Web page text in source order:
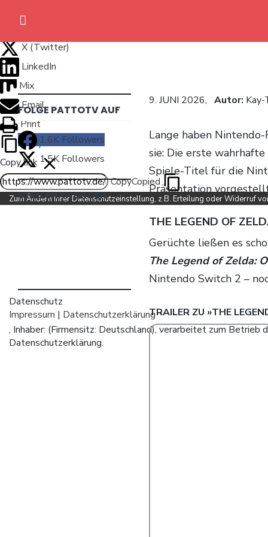
Home
Anime News
Spiele News
Reviews
Previews
Gaming-Eventkalender
9. JUNI 2026, Autor: Kay-
Lange haben
sie: Die erste wahrhafte
Spiele-Titel für die
Präsentation
THE LEGEND OF
Gerüchte ließen es
The Legend of Zelda:
Nintendo Switch 2 –
TRAILER ZU »THE
FOLGE PATTOTV AUF
1.6K Followers
1.5K Followers
STELLENANZEIGEN
Facebook
X (Twitter)
LinkedIn
Mix
Email
Print
Copy Link
Copy link
CopyCopied
Zum Ändern Ihrer Datenschutzeinstellung, z.B. Erteilung oder Widerruf
Datenschutz
Impressum | Datenschutzerklärung
, Inhaber: (Firmensitz: Deutschland), verarbeitet zum
Datenschutzerklärung.